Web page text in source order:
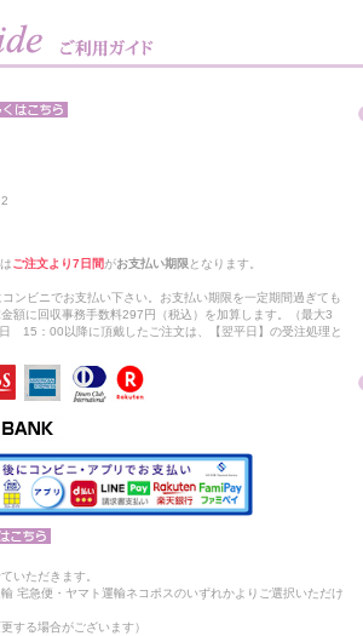
ご注文より7日間がお支払い期限 となります。
ンビニでお支払い下さい。お支払い期限を一定期間過ぎても
額に回収事務手数料297円（税込）を加算します。（最大3
15：00以降に頂戴したご注文は、【翌平日】の受注処理と
いただきます。
宅急便・ヤマト運輸ネコポスのいずれかよりご選択いただけ
する場合がございます）